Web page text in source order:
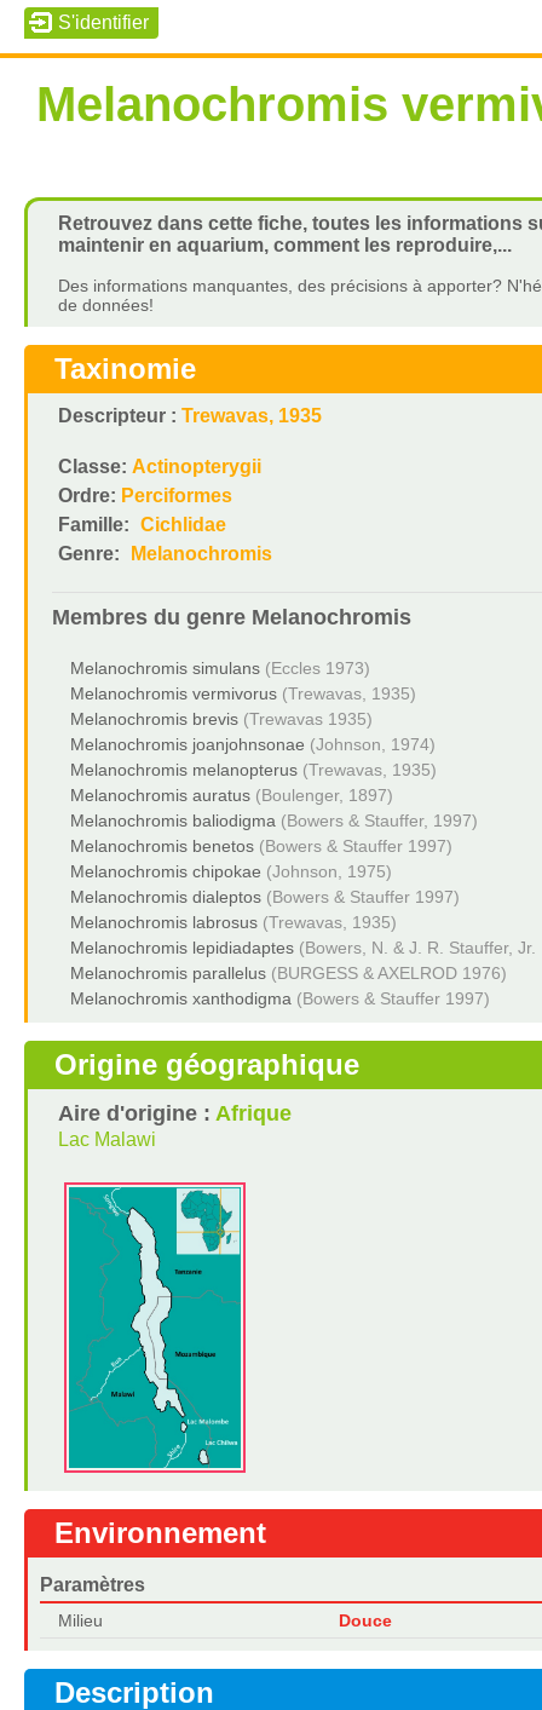
Melanochromis
Retrouvez dans cette fiche, toutes les informations
maintenir en aquarium, comment les reproduire,...
Des informations manquantes, des précisions à apporter?
de données!
Taxinomie
Descripteur : Trewavas, 1935
Classe: Actinopterygii
Ordre: Perciformes
Famille: Cichlidae
Genre:
Melanochromis
Membres du genre Melanochromis
Melanochromis simulans (Eccles 1973)
Melanochromis vermivorus (Trewavas, 1935)
Melanochromis brevis (Trewavas 1935)
Melanochromis joanjohnsonae (Johnson, 1974)
Melanochromis melanopterus (Trewavas, 1935)
Melanochromis auratus (Boulenger, 1897)
Melanochromis baliodigma (Bowers & Stauffer, 1997)
Melanochromis benetos (Bowers & Stauffer 1997)
Melanochromis chipokae (Johnson, 1975)
Melanochromis dialeptos (Bowers & Stauffer 1997)
Melanochromis labrosus (Trewavas, 1935)
Melanochromis lepidiadaptes (Bowers, N. & J. R. Stauffer, Jr.
Melanochromis parallelus (BURGESS & AXELROD 1976)
Melanochromis xanthodigma (Bowers & Stauffer 1997)
Origine géographique
Aire d'origine : Afrique
Lac Malawi
Environnement
Paramètres
Milieu Douce
Description